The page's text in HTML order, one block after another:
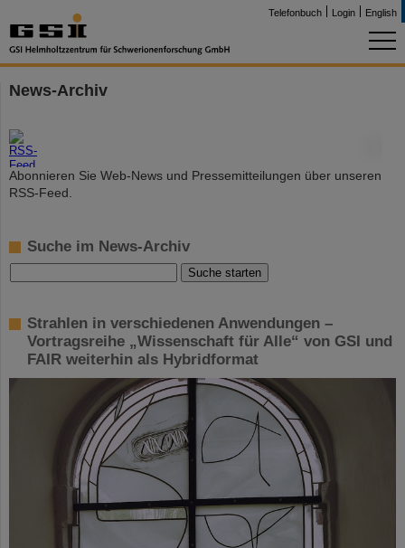
Telefonbuch Login English
News-Archiv
Abonnieren Sie Web-News und Pressemitteilungen über unseren
RSS-Feed.
Suche im News-Archiv
Strahlen in verschiedenen Anwendungen –
Vortragsreihe „Wissenschaft für Alle“ von GSI und
FAIR weiterhin als Hybridformat